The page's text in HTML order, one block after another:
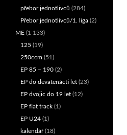
přebor jednotlivců (284)
Přebor jednotlivců/1. liga (2)
ME (1 133)
125 (19)
250ccm (51)
EP 85 – 190 (2)
EP do devatenácti let (23)
EP dvojic do 19 let (12)
EP flat track (1)
EP U24 (1)
kalendář(18)